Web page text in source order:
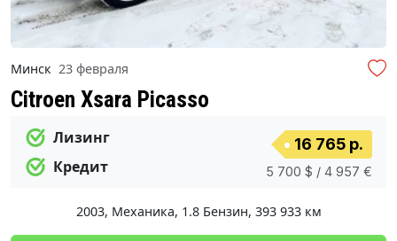
Минск 23 февраля
Citroen Xsara Picasso
Лизинг
Кредит
16 765 р.
5 700 $ / 4 957 €
2003, Механика, 1.8 Бензин, 393 933 км